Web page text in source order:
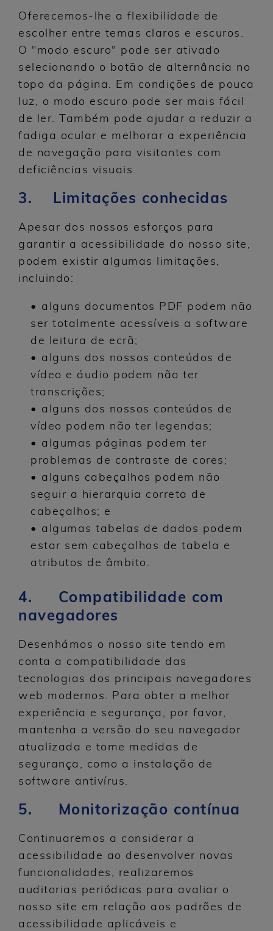
Oferecemos-lhe a flexibilidade de
escolher entre temas claros e escuros.
O "modo escuro" pode ser ativado
selecionando o botão de alternância no
topo da página. Em condições de pouca
luz, o modo escuro pode ser mais fácil
de ler. Também pode ajudar a reduzir a
fadiga ocular e melhorar a experiência
de navegação para visitantes com
deficiências visuais.
3. Limitações conhecidas
Apesar dos nossos esforços para
garantir a acessibilidade do nosso site,
podem existir algumas limitações,
incluindo:
• alguns documentos PDF podem não
ser totalmente acessíveis a software
de leitura de ecrã;
• alguns dos nossos conteúdos de
vídeo e áudio podem não ter
transcrições;
• alguns dos nossos conteúdos de
vídeo podem não ter legendas;
• algumas páginas podem ter
problemas de contraste de cores;
• alguns cabeçalhos podem não
seguir a hierarquia correta de
cabeçalhos; e
• algumas tabelas de dados podem
estar sem cabeçalhos de tabela e
atributos de âmbito.
4. Compatibilidade com
navegadores
Desenhámos o nosso site tendo em
conta a compatibilidade das
tecnologias dos principais navegadores
web modernos. Para obter a melhor
experiência e segurança, por favor,
mantenha a versão do seu navegador
atualizada e tome medidas de
segurança, como a instalação de
software antivírus.
5. Monitorização contínua
Continuaremos a considerar a
acessibilidade ao desenvolver novas
funcionalidades, realizaremos
auditorias periódicas para avaliar o
nosso site em relação aos padrões de
acessibilidade aplicáveis e